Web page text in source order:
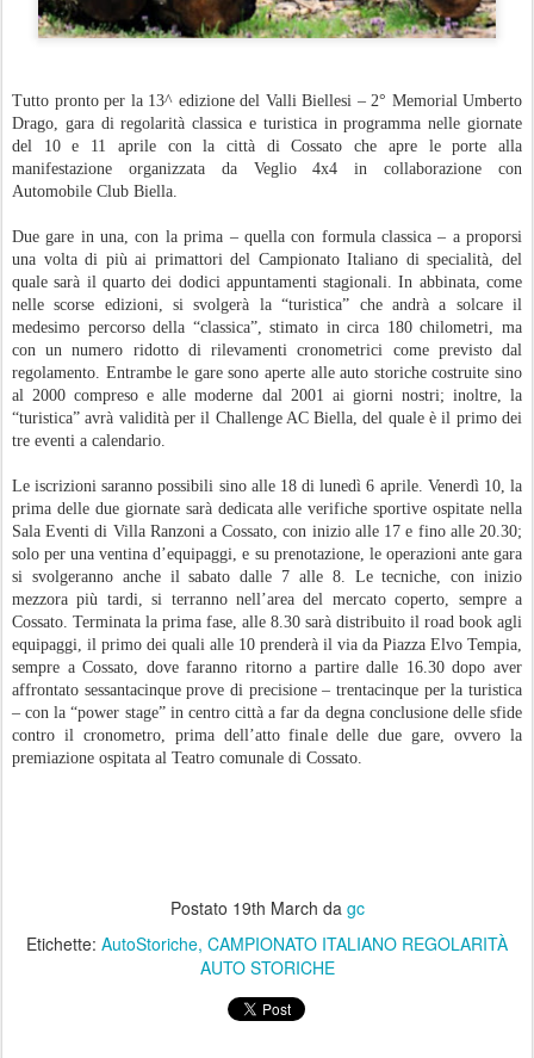
Tutto pronto per la 13^ edizione del Valli Biellesi – 2° Memorial Umberto
Drago, gara di regolarità classica e turistica in programma nelle giornate
del 10 e 11 aprile con la città di Cossato che apre le porte alla
manifestazione organizzata da Veglio 4x4 in collaborazione con
Automobile Club Biella.
Due gare in una, con la prima – quella con formula classica – a proporsi
una volta di più ai primattori del Campionato Italiano di specialità, del
quale sarà il quarto dei dodici appuntamenti stagionali. In abbinata, come
nelle scorse edizioni, si svolgerà la “turistica” che andrà a solcare il
medesimo percorso della “classica”, stimato in circa 180 chilometri, ma
con un numero ridotto di rilevamenti cronometrici come previsto dal
regolamento. Entrambe le gare sono aperte alle auto storiche costruite sino
al 2000 compreso e alle moderne dal 2001 ai giorni nostri; inoltre, la
“turistica” avrà validità per il Challenge AC Biella, del quale è il primo dei
tre eventi a calendario.
Le iscrizioni saranno possibili sino alle 18 di lunedì 6 aprile. Venerdì 10, la
prima delle due giornate sarà dedicata alle verifiche sportive ospitate nella
Sala Eventi di Villa Ranzoni a Cossato, con inizio alle 17 e fino alle 20.30;
solo per una ventina d’equipaggi, e su prenotazione, le operazioni ante gara
si svolgeranno anche il sabato dalle 7 alle 8. Le tecniche, con inizio
mezzora più tardi, si terranno nell’area del mercato coperto, sempre a
Cossato. Terminata la prima fase, alle 8.30 sarà distribuito il road book agli
equipaggi, il primo dei quali alle 10 prenderà il via da Piazza Elvo Tempia,
sempre a Cossato, dove faranno ritorno a partire dalle 16.30 dopo aver
affrontato sessantacinque prove di precisione – trentacinque per la turistica
– con la “power stage” in centro città a far da degna conclusione delle sfide
contro il cronometro, prima dell’atto finale delle due gare, ovvero la
premiazione ospitata al Teatro comunale di Cossato.
Postato 19th March da gc
Etichette: AutoStoriche CAMPIONATO ITALIANO REGOLARITÀ
AUTO STORICHE